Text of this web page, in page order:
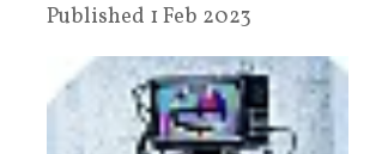
Published 1 Feb 2023